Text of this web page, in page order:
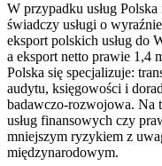
W przypadku usług
świadczy usługi o
eksport polskich usług do
a eksport netto prawie 1,4
Polska się specjalizuje:
audytu, księgowości i
badawczo-rozwojowa. Na
usług finansowych czy
mniejszym ryzykiem z
międzynarodowym.